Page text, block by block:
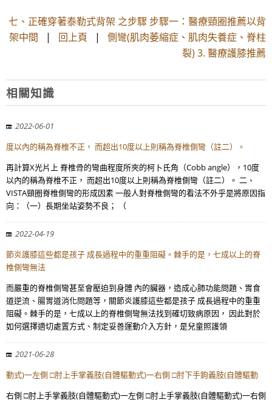
七、正確穿著泰勒式背架 之步驟 步驟一：醫療頸圈推薦以背
架中間 | 回上頁 | 側彎(肌肉萎縮症、肌肉失養症、脊柱
裂) 3. 醫療護膝推薦
相關知識
2022-06-01
度以內的稱為脊椎不正， 而超出10度以上則稱為脊椎側彎（註二）。
再計算X光片上 脊椎骨的彎曲程度所夾的柯卜氏角（Cobb angle），10度
以內的稱為脊椎不正， 而超出10度以上則稱為脊椎側彎（註二）。 二、
VISTA頸圈脊椎側彎的形成因素 一般人對脊椎側彎的看法不外乎是將原因指
向：（一）長期坐站姿勢不良； （
2022-04-19
節炎護膝這些都是孩子 成長過程中的重重阻礙。棘手的是，七成以上的脊
椎側彎無法
而嚴重的脊椎側彎甚至會壓迫到身體 內的臟器，造成心肺功能問題、胃食
道逆流、腸胃道消化問題等，關節炎護膝這些都是孩子 成長過程中的重重
阻礙。棘手的是，七成以上的脊椎側彎無法找到確切致病原因， 因此對於
如何選擇適切處置方式、制定妥善運動介入方針，是兒童照護領
2021-06-28
動式)一左側 □肘上手掌義肢(自體驅動式)一右側 □肘下手鉤義肢(自體驅動
右側 □肘上手掌義肢(自體驅動式)一左側 □肘上手掌義肢(自體驅動式)一右側